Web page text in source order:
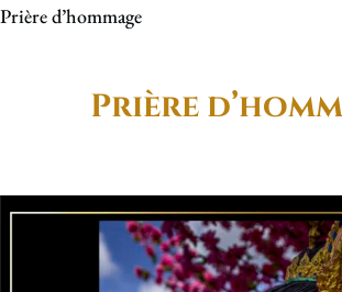
Prière d’hommage
Prière